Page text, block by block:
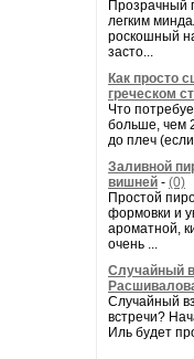
Прозрачный
легким
роскошный
засто...
Как просто
греческом
Что
больше, чем
до плеч
Заливной
вишней - (0)
Простой
формовки и
ароматной,
очень ...
Случайный
Случайный
встречи?
Иль будет